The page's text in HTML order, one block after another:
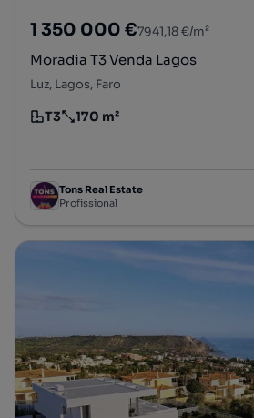
1 350 000 €7941,18 €/m²
Moradia T3 Venda Lagos
Luz, Lagos, Faro
Tipologia
T3
Preço por metro quadrado
170 m²
Tons Real Estate
Profissional